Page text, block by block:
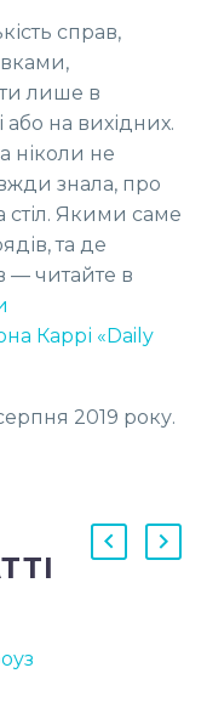
справ,
лише в
на вихідних.
ніколи не
знала, про
стіл. Якими саме
та де
— читайте в
Каррі «Daily
2019 року.